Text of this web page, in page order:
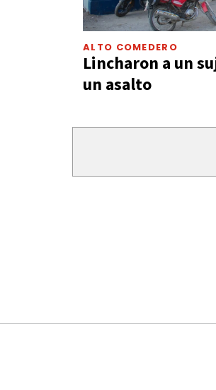
ALTO COMEDERO
Lincharon a un
un asalto